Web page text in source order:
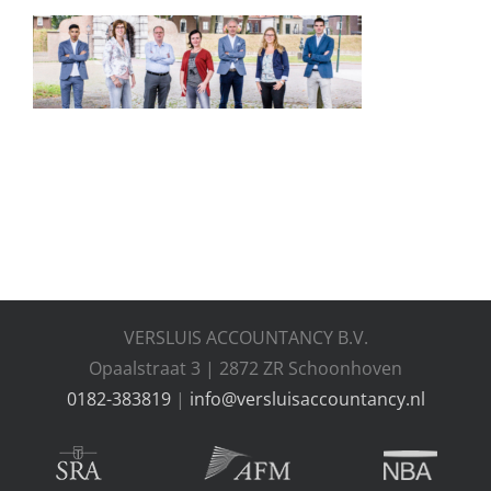
Contact
VERSLUIS ACCOUNTANCY B.V.
Opaalstraat 3 | 2872 ZR Schoonhoven
0182-383819| info@versluisaccountancy.nl